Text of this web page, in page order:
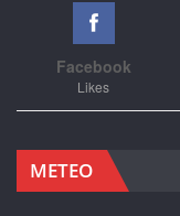
Facebook
Likes
METEO